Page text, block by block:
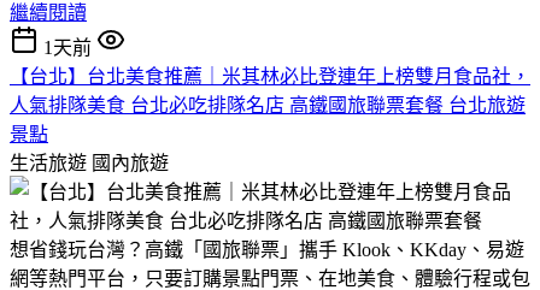
繼續閱讀
1天前
【台北】台北美食推薦｜米其林必比登連年上榜雙月食品社，
人氣排隊美食 台北必吃排隊名店 高鐵國旅聯票套餐 台北旅遊
景點
生活旅遊 國內旅遊
​想省錢玩台灣？高鐵「國旅聯票」攜手 Klook、KKday、易遊
網等熱門平台，只要訂購景點門票、在地美食、體驗行程或包